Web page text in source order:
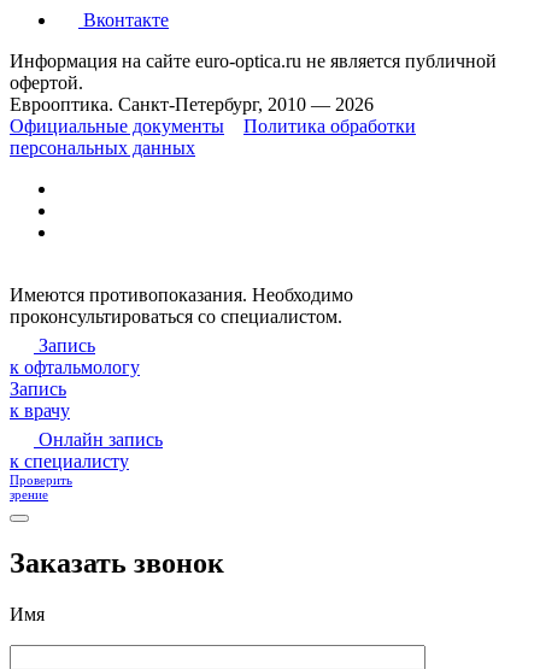
Вконтакте
Информация на сайте euro-optica.ru не является публичной
офертой.
Еврооптика. Санкт-Петербург, 2010 — 2026
Официальные документы
Политика обработки
персональных данных
Имеются противопоказания. Необходимо
проконсультироваться со специалистом.
Запись
к офтальмологу
Запись
к врачу
Онлайн запись
к специалисту
Проверить
зрение
Заказать звонок
Имя